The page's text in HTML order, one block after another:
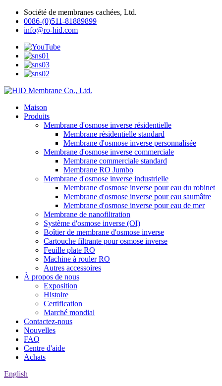
Société de membranes cachées, Ltd.
0086-(0)511-81889899
info@ro-hid.com
Maison
Produits
Membrane d'osmose inverse résidentielle
Membrane résidentielle standard
Membrane d'osmose inverse personnalisée
Membrane d'osmose inverse commerciale
Membrane commerciale standard
Membrane RO Jumbo
Membrane d'osmose inverse industrielle
Membrane d'osmose inverse pour eau du robinet
Membrane d'osmose inverse pour eau saumâtre
Membrane d'osmose inverse pour eau de mer
Membrane de nanofiltration
Système d'osmose inverse (OI)
Boîtier de membrane d'osmose inverse
Cartouche filtrante pour osmose inverse
Feuille plate RO
Machine à rouler RO
Autres accessoires
À propos de nous
Exposition
Histoire
Certification
Marché mondial
Contactez-nous
Nouvelles
FAQ
Centre d'aide
Achats
English